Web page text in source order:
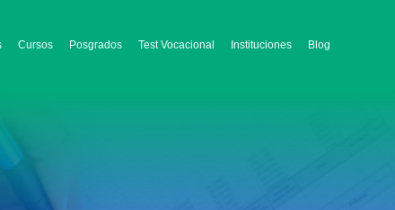
Cursos Posgrados Test Vocacional Instituciones Blog